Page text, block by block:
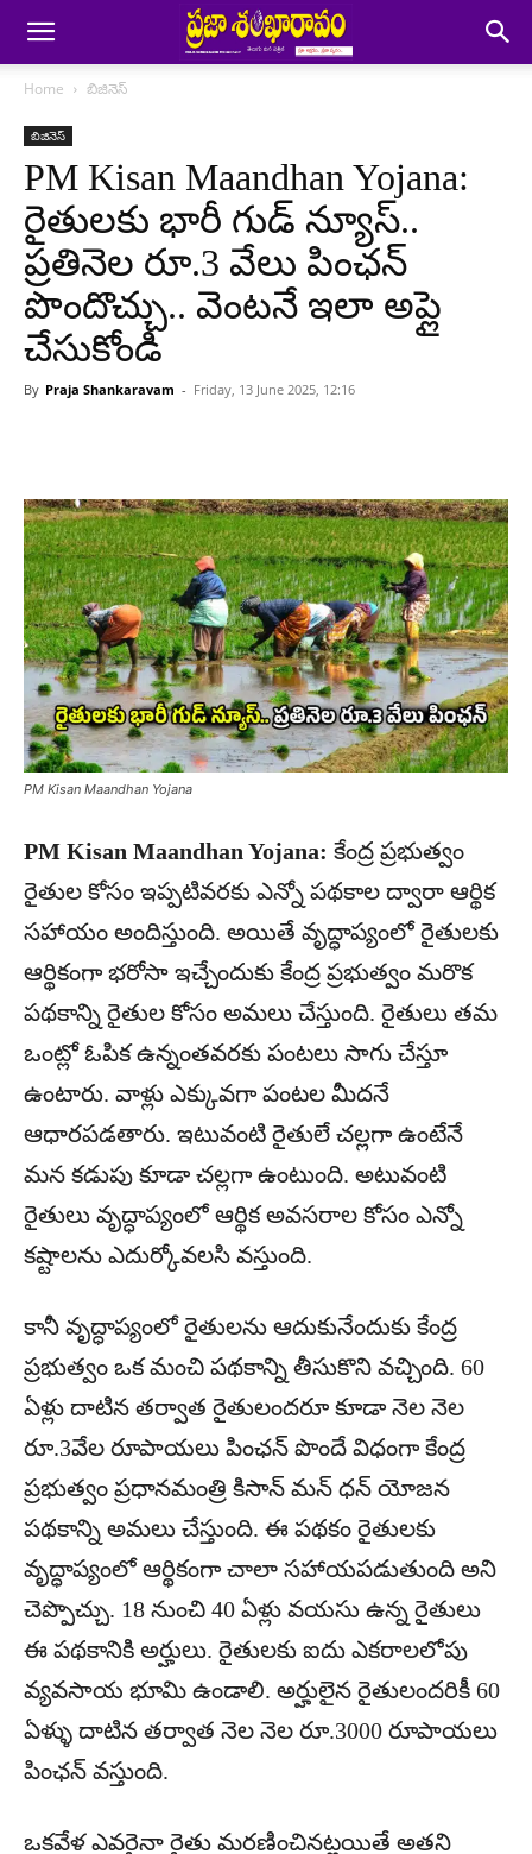
Home బిజినెస్
బిజినెస్
PM Kisan Maandhan Yojana:
రైతులకు భారీ గుడ్ న్యూస్..
ప్రతినెల రూ.3 వేలు పింఛన్
పొందొచ్చు.. వెంటనే ఇలా అప్లై
చేసుకోండి
By Praja Shankaravam - Friday, 13 June 2025, 12:16
PM Kisan Maandhan Yojana
PM Kisan Maandhan Yojana: కేంద్ర ప్రభుత్వం
రైతుల కోసం ఇప్పటివరకు ఎన్నో పథకాల ద్వారా ఆర్థిక
సహాయం అందిస్తుంది. అయితే వృద్ధాప్యంలో రైతులకు
ఆర్థికంగా భరోసా ఇచ్చేందుకు కేంద్ర ప్రభుత్వం మరొక
పథకాన్ని రైతుల కోసం అమలు చేస్తుంది. రైతులు తమ
ఒంట్లో ఓపిక ఉన్నంతవరకు పంటలు సాగు చేస్తూ
ఉంటారు. వాళ్లు ఎక్కువగా పంటల మీదనే
ఆధారపడతారు. ఇటువంటి రైతులే చల్లగా ఉంటేనే
మన కడుపు కూడా చల్లగా ఉంటుంది. అటువంటి
రైతులు వృద్ధాప్యంలో ఆర్థిక అవసరాల కోసం ఎన్నో
కష్టాలను ఎదుర్కోవలసి వస్తుంది.
కానీ వృద్ధాప్యంలో రైతులను ఆదుకునేందుకు కేంద్ర
ప్రభుత్వం ఒక మంచి పథకాన్ని తీసుకొని వచ్చింది. 60
ఏళ్లు దాటిన తర్వాత రైతులందరూ కూడా నెల నెల
రూ.3వేల రూపాయలు పింఛన్ పొందే విధంగా కేంద్ర
ప్రభుత్వం ప్రధానమంత్రి కిసాన్ మన్ ధన్ యోజన
పథకాన్ని అమలు చేస్తుంది. ఈ పథకం రైతులకు
వృద్ధాప్యంలో ఆర్థికంగా చాలా సహాయపడుతుంది అని
చెప్పొచ్చు. 18 నుంచి 40 ఏళ్లు వయసు ఉన్న రైతులు
ఈ పథకానికి అర్హులు. రైతులకు ఐదు ఎకరాలలోపు
వ్యవసాయ భూమి ఉండాలి. అర్హులైన రైతులందరికీ 60
ఏళ్ళు దాటిన తర్వాత నెల నెల రూ.3000 రూపాయలు
పింఛన్ వస్తుంది.
ఒకవేళ ఎవరైనా రైతు మరణించినట్లయితే అతని